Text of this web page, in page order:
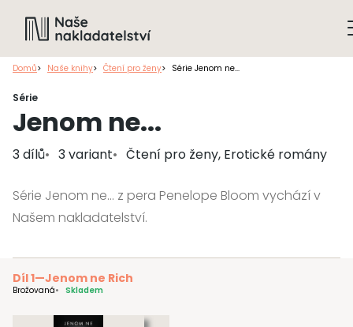
Domů Naše knihy Čtení pro ženy Série Jenom ne...
Série
Jenom ne...
3 dílů 3 variant Čtení pro ženy, Erotické romány
Série Jenom ne... z pera Penelope Bloom vychází v
Našem nakladatelství.
Díl 1—Jenom ne Rich
Brožovaná Skladem